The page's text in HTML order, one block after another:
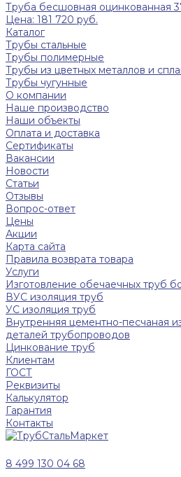
Труба бесшовная оцинкованная
Цена: 181 720 руб.
Каталог
Трубы стальные
Трубы полимерные
Трубы из цветных металлов и
Трубы чугунные
О компании
Наше производство
Наши объекты
Оплата и доставка
Сертификаты
Вакансии
Новости
Статьи
Отзывы
Вопрос-ответ
Цены
Акции
Карта сайта
Правила возврата товара
Услуги
Изготовление обечаечных труб
ВУС изоляция труб
УС изоляция труб
Внутренняя цементно-песчаная
деталей трубопроводов
Цинкование труб
Клиентам
ГОСТ
Реквизиты
Калькулятор
Гарантия
Контакты
8 499 130 04 68